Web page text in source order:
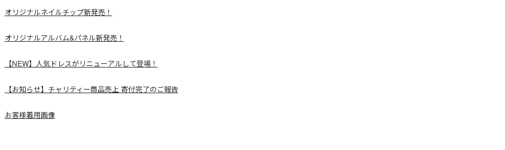
オリジナルネイルチップ新発売！
オリジナルアルバム&パネル新発売！
【NEW】人気ドレスがリニューアルして登場！
【お知らせ】チャリティー商品売上 寄付完了のご報告
お客様着用画像